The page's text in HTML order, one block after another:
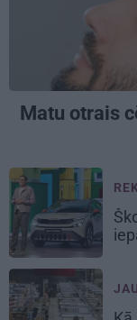
Matu otrais